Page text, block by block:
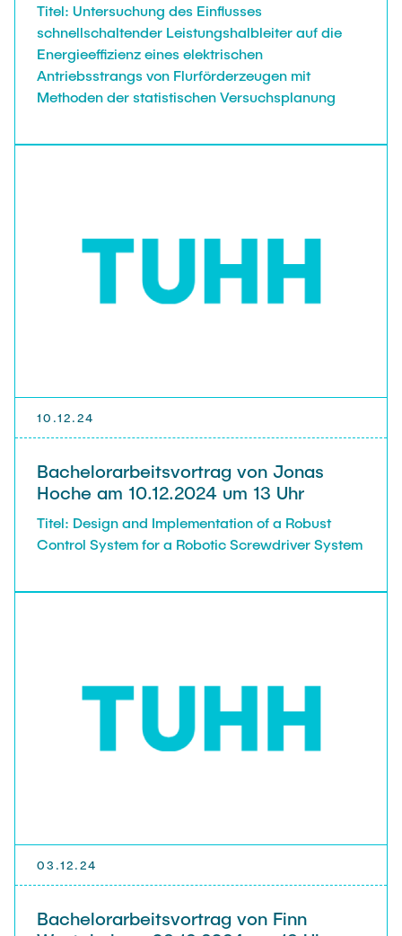
Titel: Untersuchung des Einflusses
schnellschaltender Leistungshalbleiter auf die
Energieeffizienz eines elektrischen
Antriebsstrangs von Flurförderzeugen mit
Methoden der statistischen Versuchsplanung
10.12.24
Bachelorarbeitsvortrag von Jonas
Hoche am 10.12.2024 um 13 Uhr
Titel: Design and Implementation of a Robust
Control System for a Robotic Screwdriver System
03.12.24
Bachelorarbeitsvortrag von Finn